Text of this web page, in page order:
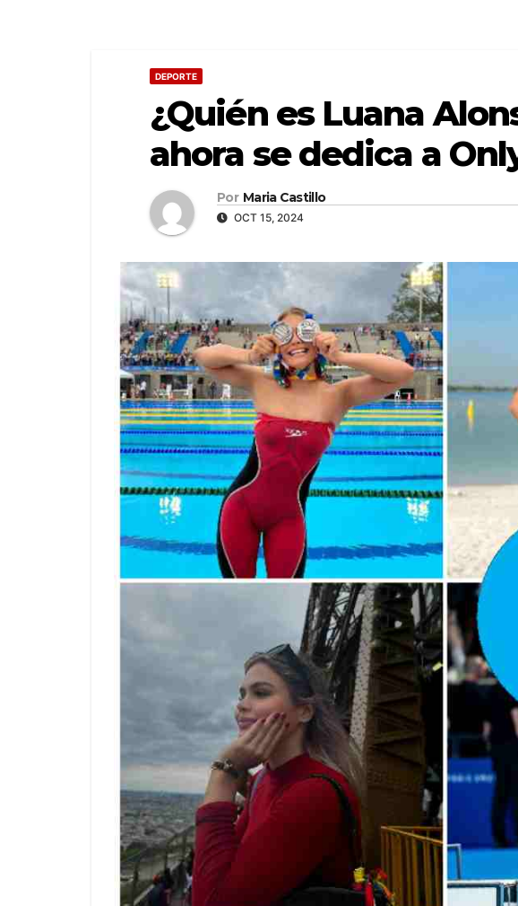
DEPORTE
¿Quién es Luana
ahora se dedica a
Por Maria Castillo
OCT 15, 2024